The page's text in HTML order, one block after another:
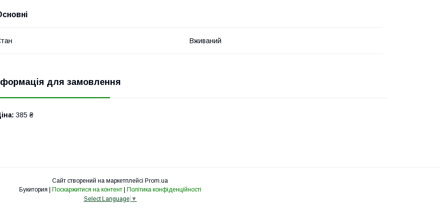
Вживаний
для замовлення
385 ₴
Сайт створений на маркетплейсі Prom.ua
Поскаржитися на контент
Політика конфіденційності
Select Language ▼